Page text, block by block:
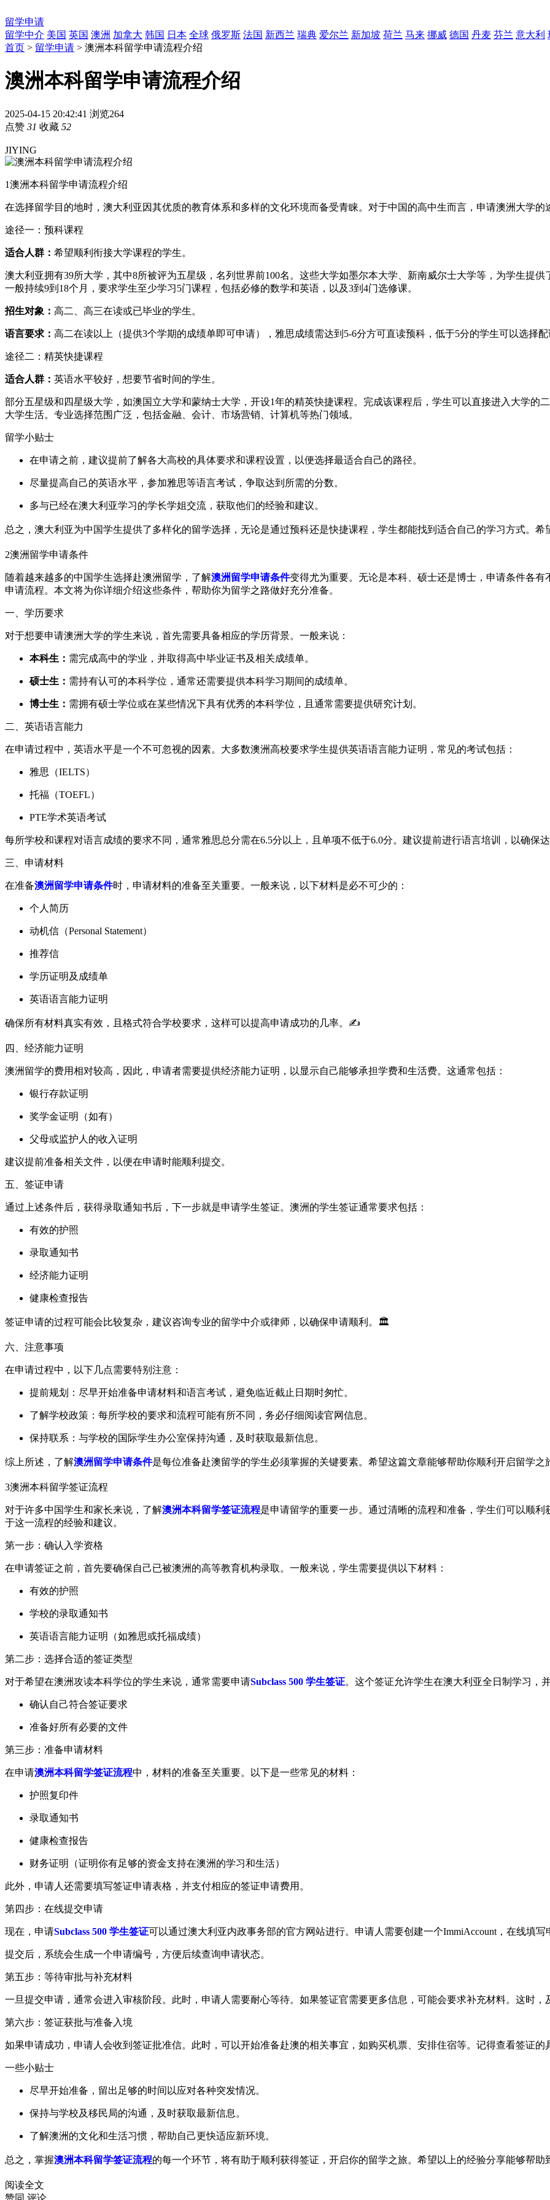
留学申请
留学中介 美国 英国 澳洲 加拿大 韩国 日本 全球 俄罗斯 法国 新西兰 瑞典 爱尔兰 新加坡 荷兰 马来 挪威 德国 丹麦 芬兰 意大利
首页 > 留学申请 > 澳洲本科留学申请流程介绍
澳洲本科留学申请流程介绍
2025-04-15 20:42:41 浏览264
点赞 31 收藏 52
JIYING
1澳洲本科留学申请流程介绍
在选择留学目的地时，澳大利亚因其优质的教育体系和多样的文化环境而备受青睐。对于中国的高中生而言，申请澳洲大学的
途径一：预科课程
适合人群： 希望顺利衔接大学课程的学生。
澳大利亚拥有39所大学，其中8所被评为五星级，名列世界前100名。这些大学如墨尔本大学、新南威尔士大学等，为学生提
一般持续9到18个月，要求学生至少学习5门课程，包括必修的数学和英语，以及3到4门选修课。
招生对象： 高二、高三在读或已毕业的学生。
语言要求： 高二在读以上（提供3个学期的成绩单即可申请），雅思成绩需达到5-6分方可直读预科，低于5分的学生可以选择配
途径二：精英快捷课程
适合人群： 英语水平较好，想要节省时间的学生。
部分五星级和四星级大学，如澳国立大学和蒙纳士大学，开设1年的精英快捷课程。完成该课程后，学生可以直接进入大学的
大学生活。专业选择范围广泛，包括金融、会计、市场营销、计算机等热门领域。
留学小贴士
在申请之前，建议提前了解各大高校的具体要求和课程设置，以便选择最适合自己的路径。
尽量提高自己的英语水平，参加雅思等语言考试，争取达到所需的分数。
多与已经在澳大利亚学习的学长学姐交流，获取他们的经验和建议。
总之，澳大利亚为中国学生提供了多样化的留学选择，无论是通过预科还是快捷课程，学生都能找到适合自己的学习方式。
2澳洲留学申请条件
随着越来越多的中国学生选择赴澳洲留学，了解澳洲留学申请条件变得尤为重要。无论是本科、硕士还是博士，申请条件各
申请流程。本文将为你详细介绍这些条件，帮助你为留学之路做好充分准备。
一、学历要求
对于想要申请澳洲大学的学生来说，首先需要具备相应的学历背景。一般来说：
本科生： 需完成高中的学业，并取得高中毕业证书及相关成绩单。
硕士生： 需持有认可的本科学位，通常还需要提供本科学习期间的成绩单。
博士生： 需拥有硕士学位或在某些情况下具有优秀的本科学位，且通常需要提供研究计划。
二、英语语言能力
在申请过程中，英语水平是一个不可忽视的因素。大多数澳洲高校要求学生提供英语语言能力证明，常见的考试包括：
雅思（IELTS）
托福（TOEFL）
PTE学术英语考试
每所学校和课程对语言成绩的要求不同，通常雅思总分需在6.5分以上，且单项不低于6.0分。建议提前进行语言培训，以确保达
三、申请材料
在准备澳洲留学申请条件时，申请材料的准备至关重要。一般来说，以下材料是必不可少的：
个人简历
动机信（Personal Statement）
推荐信
学历证明及成绩单
英语语言能力证明
确保所有材料真实有效，且格式符合学校要求，这样可以提高申请成功的几率。✍️
四、经济能力证明
澳洲留学的费用相对较高，因此，申请者需要提供经济能力证明，以显示自己能够承担学费和生活费。这通常包括：
银行存款证明
奖学金证明（如有）
父母或监护人的收入证明
建议提前准备相关文件，以便在申请时能顺利提交。
五、签证申请
通过上述条件后，获得录取通知书后，下一步就是申请学生签证。澳洲的学生签证通常要求包括：
有效的护照
录取通知书
经济能力证明
健康检查报告
签证申请的过程可能会比较复杂，建议咨询专业的留学中介或律师，以确保申请顺利。🏛️
六、注意事项
在申请过程中，以下几点需要特别注意：
提前规划：尽早开始准备申请材料和语言考试，避免临近截止日期时匆忙。
了解学校政策：每所学校的要求和流程可能有所不同，务必仔细阅读官网信息。
保持联系：与学校的国际学生办公室保持沟通，及时获取最新信息。
综上所述，了解澳洲留学申请条件是每位准备赴澳留学的学生必须掌握的关键要素。希望这篇文章能够帮助你顺利开启留学之
3澳洲本科留学签证流程
对于许多中国学生和家长来说，了解澳洲本科留学签证流程是申请留学的重要一步。通过清晰的流程和准备，学生们可以顺
于这一流程的经验和建议。
第一步：确认入学资格
在申请签证之前，首先要确保自己已被澳洲的高等教育机构录取。一般来说，学生需要提供以下材料：
有效的护照
学校的录取通知书
英语语言能力证明（如雅思或托福成绩）
第二步：选择合适的签证类型
对于希望在澳洲攻读本科学位的学生来说，通常需要申请Subclass 500 学生签证。这个签证允许学生在澳大利亚全日制学习，
确认自己符合签证要求
准备好所有必要的文件
第三步：准备申请材料
在申请澳洲本科留学签证流程中，材料的准备至关重要。以下是一些常见的材料：
护照复印件
录取通知书
健康检查报告
财务证明（证明你有足够的资金支持在澳洲的学习和生活）
此外，申请人还需要填写签证申请表格，并支付相应的签证申请费用。
第四步：在线提交申请
现在，申请Subclass 500 学生签证可以通过澳大利亚内政事务部的官方网站进行。申请人需要创建一个ImmiAccount，在线填写
提交后，系统会生成一个申请编号，方便后续查询申请状态。
第五步：等待审批与补充材料
一旦提交申请，通常会进入审核阶段。此时，申请人需要耐心等待。如果签证官需要更多信息，可能会要求补充材料。这时，
第六步：签证获批与准备入境
如果申请成功，申请人会收到签证批准信。此时，可以开始准备赴澳的相关事宜，如购买机票、安排住宿等。记得查看签证的
一些小贴士
尽早开始准备，留出足够的时间以应对各种突发情况。
保持与学校及移民局的沟通，及时获取最新信息。
了解澳洲的文化和生活习惯，帮助自己更快适应新环境。
总之，掌握澳洲本科留学签证流程的每一个环节，将有助于顺利获得签证，开启你的留学之旅。希望以上的经验分享能够帮
阅读全文
赞同 评论